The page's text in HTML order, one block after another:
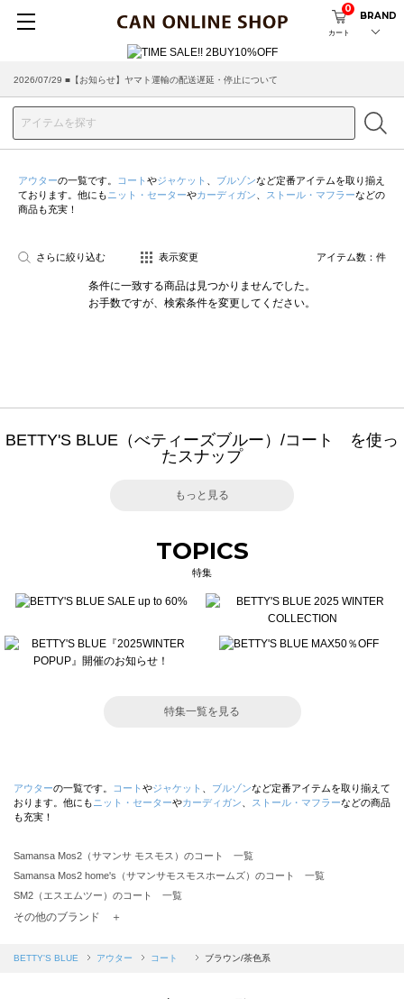
カート
0
BRAND
2026/07/29 ■【お知らせ】ヤマト運輸の配送遅延・停止について
アウターの一覧です。 コート やジャケット ブルゾンなど定番アイテムを取り揃え
ております。他にも ニット・セーターやカーディガン ストール・マフラーなどの
商品も充実！
さらに絞り込む 表示変更 アイテム数： 件
条件に一致する商品は見つかりませんでした。
お手数ですが、検索条件を変更してください。
BETTY'S BLUE（べティーズブルー）/コート を使っ
たスナップ
もっと見る
TOPICS
特集
特集一覧を見る
アウターの一覧です。 コート やジャケット ブルゾンなど定番アイテムを取り揃えて
おります。他にも ニット・セーターやカーディガン ストール・マフラーなどの商品
も充実！
Samansa Mos2（サマンサ モスモス）のコート 一覧
Samansa Mos2 home's（サマンサモスモスホームズ）のコート 一覧
SM2（エスエムツー）のコート 一覧
TSUHARU by Samansa Mos2（ツハルバイサマンサモスモス）のコート 一覧
Samansa Mos2 blue（サマンサモスモス ブルー）のコート 一覧
その他のブランド ＋
BETTY'S BLUE アウター コート ブラウン/茶色系